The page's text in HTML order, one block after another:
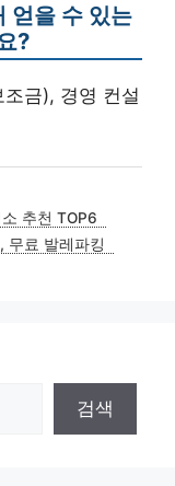
얻을 수 있는
?
금), 경영 컨설
추천 TOP6
무료 발레파킹
검색